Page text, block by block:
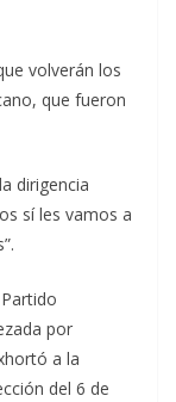
volverán los
que fueron
dirigencia
sí les vamos a
por
a la
del 6 de